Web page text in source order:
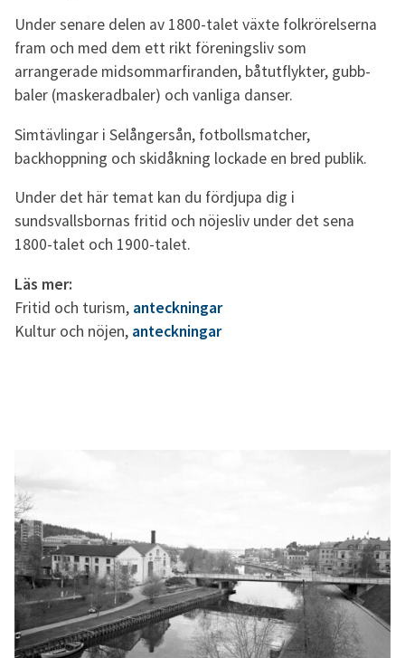
Under senare delen av 1800-talet växte folkrörelserna
fram och med dem ett rikt föreningsliv som
arrangerade midsommarfiranden, båtutflykter, gubb-
baler (maskeradbaler) och vanliga danser.
Simtävlingar i Selångersån, fotbollsmatcher,
backhoppning och skidåkning lockade en bred publik.
Under det här temat kan du fördjupa dig i
sundsvallsbornas fritid och nöjesliv under det sena
1800-talet och 1900-talet.
Läs mer:
Fritid och turism, anteckningar
Kultur och nöjen, anteckningar